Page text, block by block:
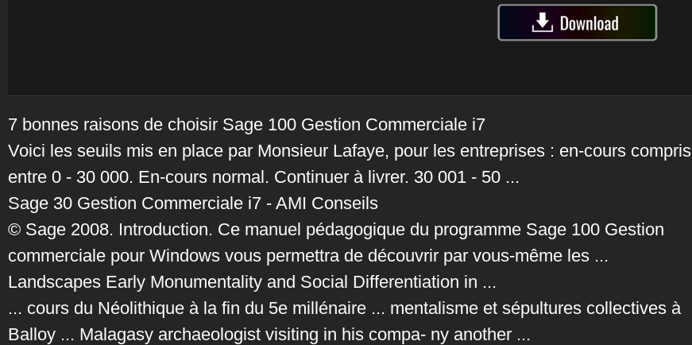
7 bonnes raisons de choisir Sage 100 Gestion Commerciale i7
Voici les seuils mis en place par Monsieur Lafaye, pour les entreprises : en-cours compris
entre 0 - 30 000. En-cours normal. Continuer à livrer. 30 001 - 50 ...
Sage 30 Gestion Commerciale i7 - AMI Conseils
© Sage 2008. Introduction. Ce manuel pédagogique du programme Sage 100 Gestion
commerciale pour Windows vous permettra de découvrir par vous-même les ...
Landscapes Early Monumentality and Social Differentiation in ...
... cours du Néolithique à la fin du 5e millénaire ... mentalisme et sépultures collectives à
Balloy ... Malagasy archaeologist visiting in his compa- ny another ...